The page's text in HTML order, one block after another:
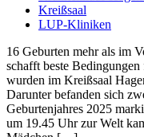
Kreißsaal
LUP-Kliniken
16 Geburten mehr als im
schafft beste
wurden im Kreißsaal
Darunter befanden sich
Geburtenjahres 2025
um 19.45 Uhr zur Welt